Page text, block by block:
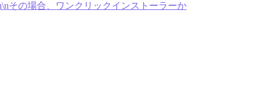
その場合、ワンクリックインストーラーか